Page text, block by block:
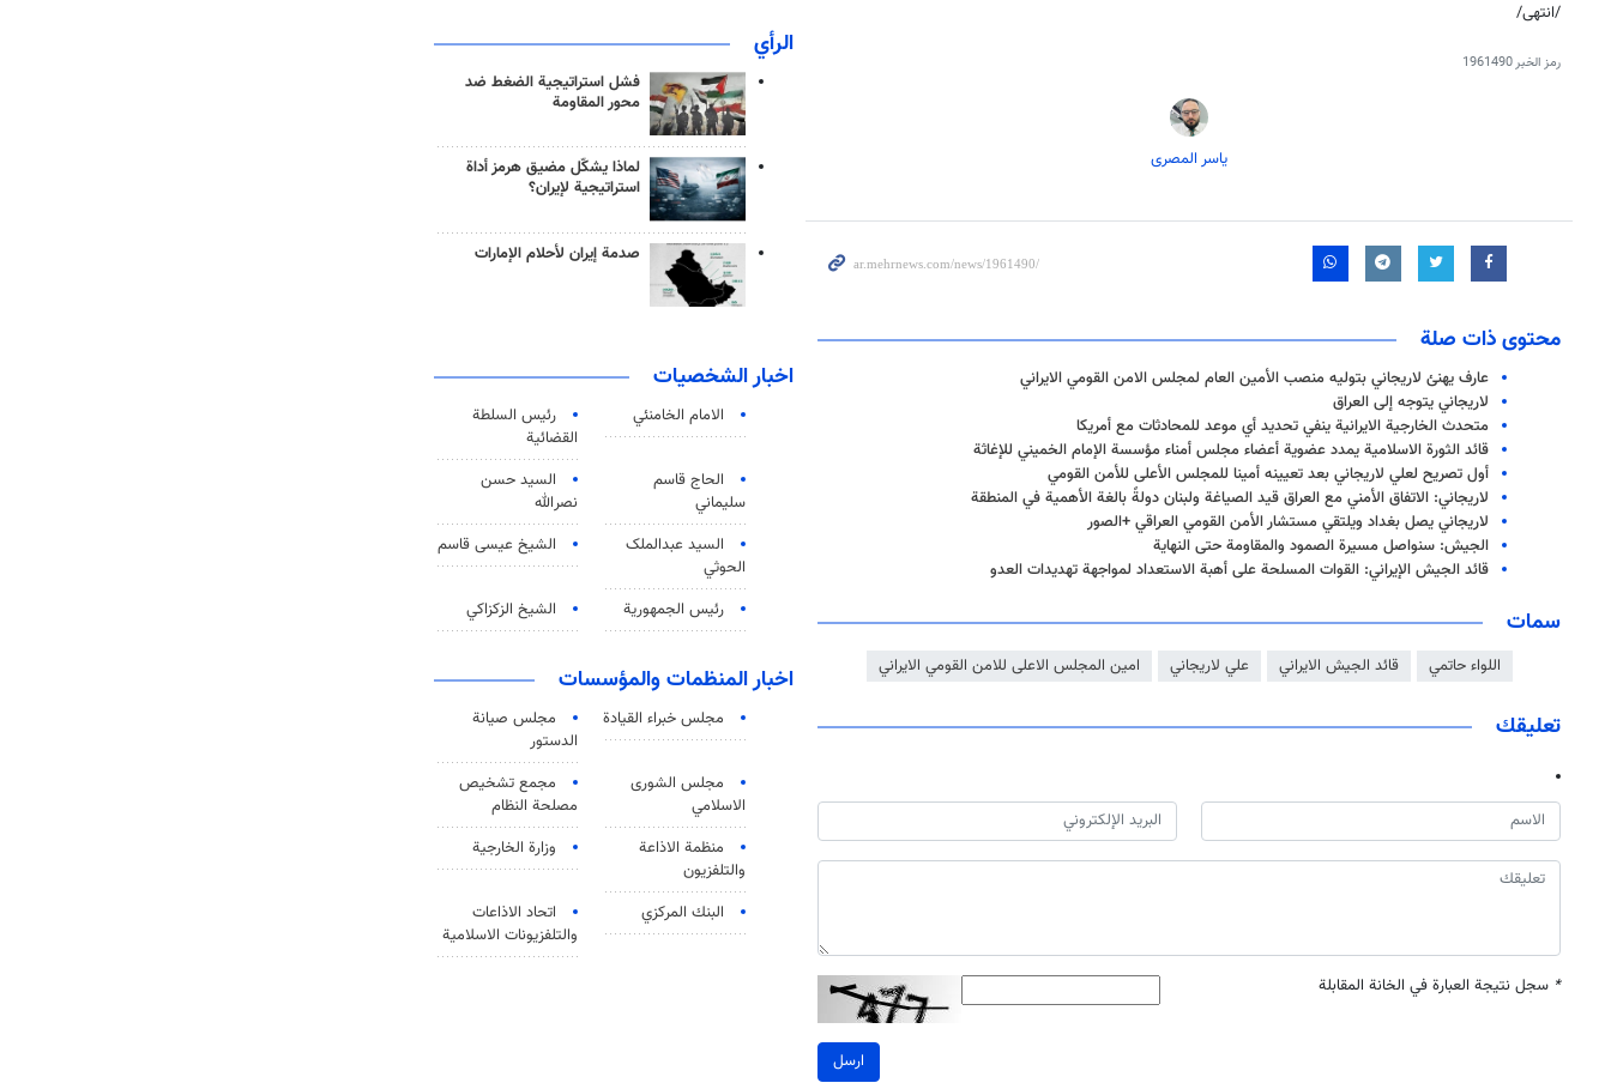
/انتهى/
رمز الخبر1961490
یاسر المصری
محتوى ذات صلة
عارف يهنئ لاريجاني بتوليه منصب الأمين العام لمجلس الامن القومي الايراني
لاريجاني يتوجه إلى العراق
متحدث الخارجية الايرانية ينفي تحديد أي موعد للمحادثات مع أمريكا
قائد الثورة الاسلامية يمدد عضوية أعضاء مجلس أمناء مؤسسة الإمام الخميني للإغاثة
أول تصریح لعلي لاریجاني بعد تعیینه أمینا للمجلس الأعلى للأمن القومي
لاريجاني: الاتفاق الأمني مع العراق قيد الصياغة ولبنان دولةً بالغة الأهمية في المنطقة
لاریجاني يصل بغداد ويلتقي مستشار الأمن القومي العراقي +الصور
الجيش: سنواصل مسيرة الصمود والمقاومة حتى النهاية
قائد الجيش الإيراني: القوات المسلحة على أهبة الاستعداد لمواجهة تهديدات العدو
سمات
اللواء حاتمي قائد الجيش الايراني علي لاريجاني امين المجلس الاعلى للامن القومي الايراني
تعليقك
* سجل نتيجة العبارة في الخانة المقابلة
ارسل
الرأي
فشل استراتيجية الضغط ضد
محور المقاومة
لماذا يشكّل مضيق هرمز أداة
استراتيجية لإيران؟
صدمة إيران لأحلام الإمارات
اخبار الشخصيات
الامام الخامنئي
رئیس السلطة
القضائیة
الحاج قاسم
سليماني
السيد حسن
نصرالله
السید عبدالملک
الحوثي
الشيخ عيسى قاسم
رئيس الجمهورية الشيخ الزكزاكي
اخبار المنظمات والمؤسسات
مجلس خبراء القيادة
مجلس صيانة
الدستور
مجلس الشورى
الاسلامي
مجمع تشخيص
مصلحة النظام
منظمة الاذاعة
والتلفزیون
وزارة الخارجية
البنك المركزي
اتحاد الاذاعات
والتلفزيونات الاسلامية